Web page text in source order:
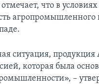
что в
ситуация, продукция
которая была
–